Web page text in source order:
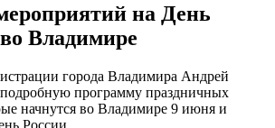
на День
Владимире
города Владимира Андрей
программу праздничных
начнутся во Владимире 9 июня и
России.